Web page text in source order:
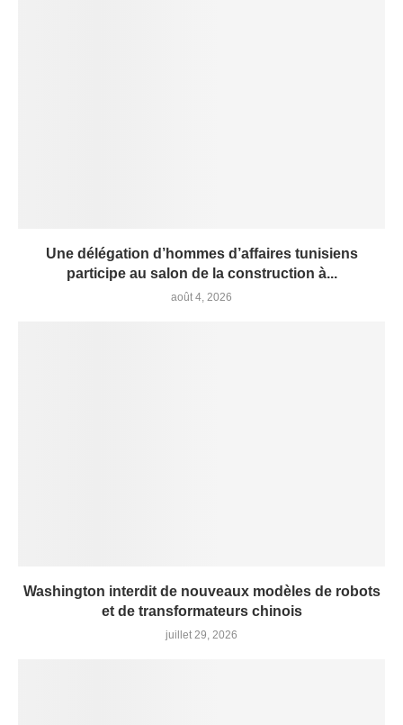
Une délégation d’hommes d’affaires tunisiens
participe au salon de la construction à...
août 4, 2026
Washington interdit de nouveaux modèles de robots
et de transformateurs chinois
juillet 29, 2026